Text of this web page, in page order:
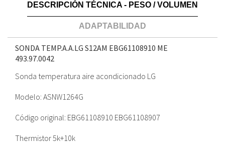
DESCRIPCIÓN TÉCNICA - PESO / VOLUMEN
ADAPTABILIDAD
SONDA TEMP.A.A.LG S12AM EBG61108910 ME
493.97.0042
Sonda temperatura aire acondicionado LG
Modelo: ASNW1264G
Código original: EBG61108910 EBG61108907
Thermistor 5k+10k